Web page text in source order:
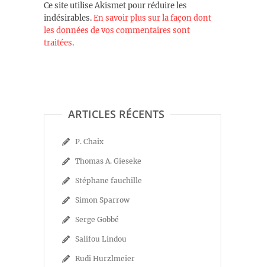
Ce site utilise Akismet pour réduire les
indésirables.En savoir plus sur la façon dont
les données de vos commentaires sont
traitées.
ARTICLES RÉCENTS
P. Chaix
Thomas A. Gieseke
Stéphane fauchille
Simon Sparrow
Serge Gobbé
Salifou Lindou
Rudi Hurzlmeier